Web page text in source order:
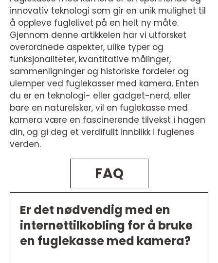
innovativ teknologi som gir en unik mulighet til
å oppleve fuglelivet på en helt ny måte.
Gjennom denne artikkelen har vi utforsket
overordnede aspekter, ulike typer og
funksjonaliteter, kvantitative målinger,
sammenligninger og historiske fordeler og
ulemper ved fuglekasser med kamera. Enten
du er en teknologi- eller gadget-nerd, eller
bare en naturelsker, vil en fuglekasse med
kamera være en fascinerende tilvekst i hagen
din, og gi deg et verdifullt innblikk i fuglenes
verden.
FAQ
Er det nødvendig med en
internettilkobling for å bruke
en fuglekasse med kamera?